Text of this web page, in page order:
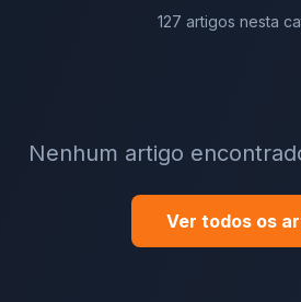
127 artigos nesta
Nenhum artigo
Ver todos os